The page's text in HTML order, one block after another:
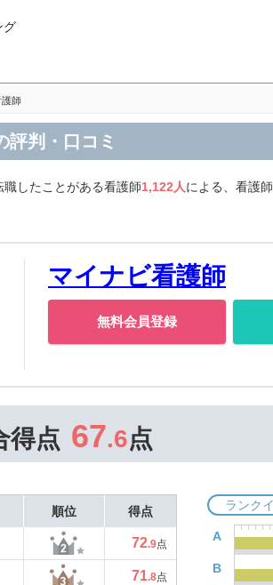
グ
護師
評判・口コミ
したことがある看護師1,122人による、看護
マイナビ看護師
無料会員登録
得点 67.6点
順位 得点
72.9点
71.8点
ランク
A
B